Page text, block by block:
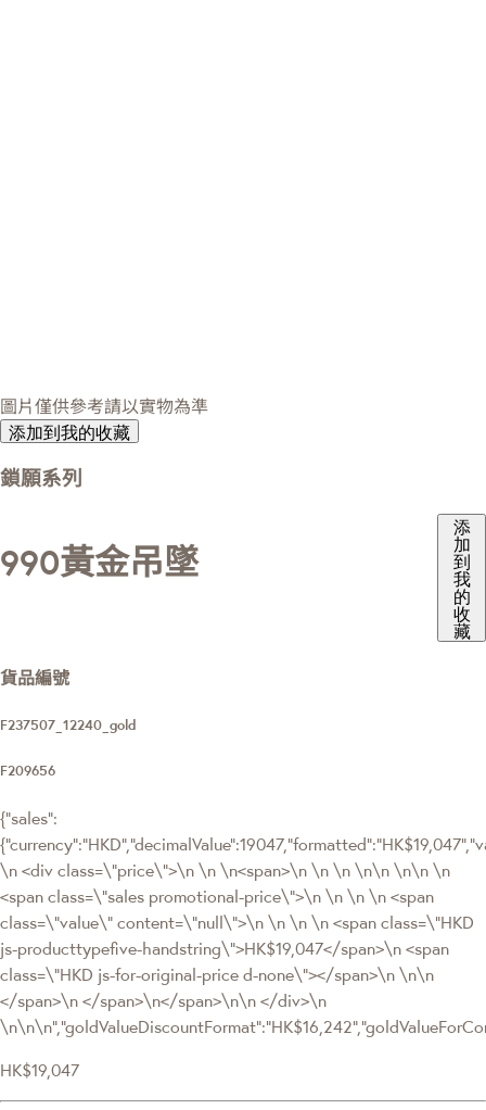
圖片僅供參考請以實物為準
添加到我的收藏
鎖願系列
990黃金吊墜
添
加
到
我
的
收
藏
貨品編號
F237507_12240_gold
F209656
{"sales":
\n <div class=\"price\">\n \n \n<span>\n \n \n \n\n \n\n \n
<span class=\"sales promotional-price\">\n \n \n \n <span
class=\"value\" content=\"null\">\n \n \n \n <span class=\"HKD
js-producttypefive-handstring\">HK$19,047</span>\n <span
class=\"HKD js-for-original-price d-none\"></span>\n \n\n
</span>\n </span>\n</span>\n\n </div>\n
HK$19,047